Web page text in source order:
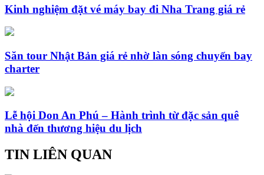
Kinh nghiệm đặt vé máy bay đi Nha Trang giá rẻ
Săn tour Nhật Bản giá rẻ nhờ làn sóng chuyến bay
charter
Lễ hội Don An Phú – Hành trình từ đặc sản quê
nhà đến thương hiệu du lịch
TIN LIÊN QUAN